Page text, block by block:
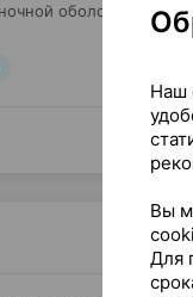
оболочкой, КРКА
Наш
Вы
Для